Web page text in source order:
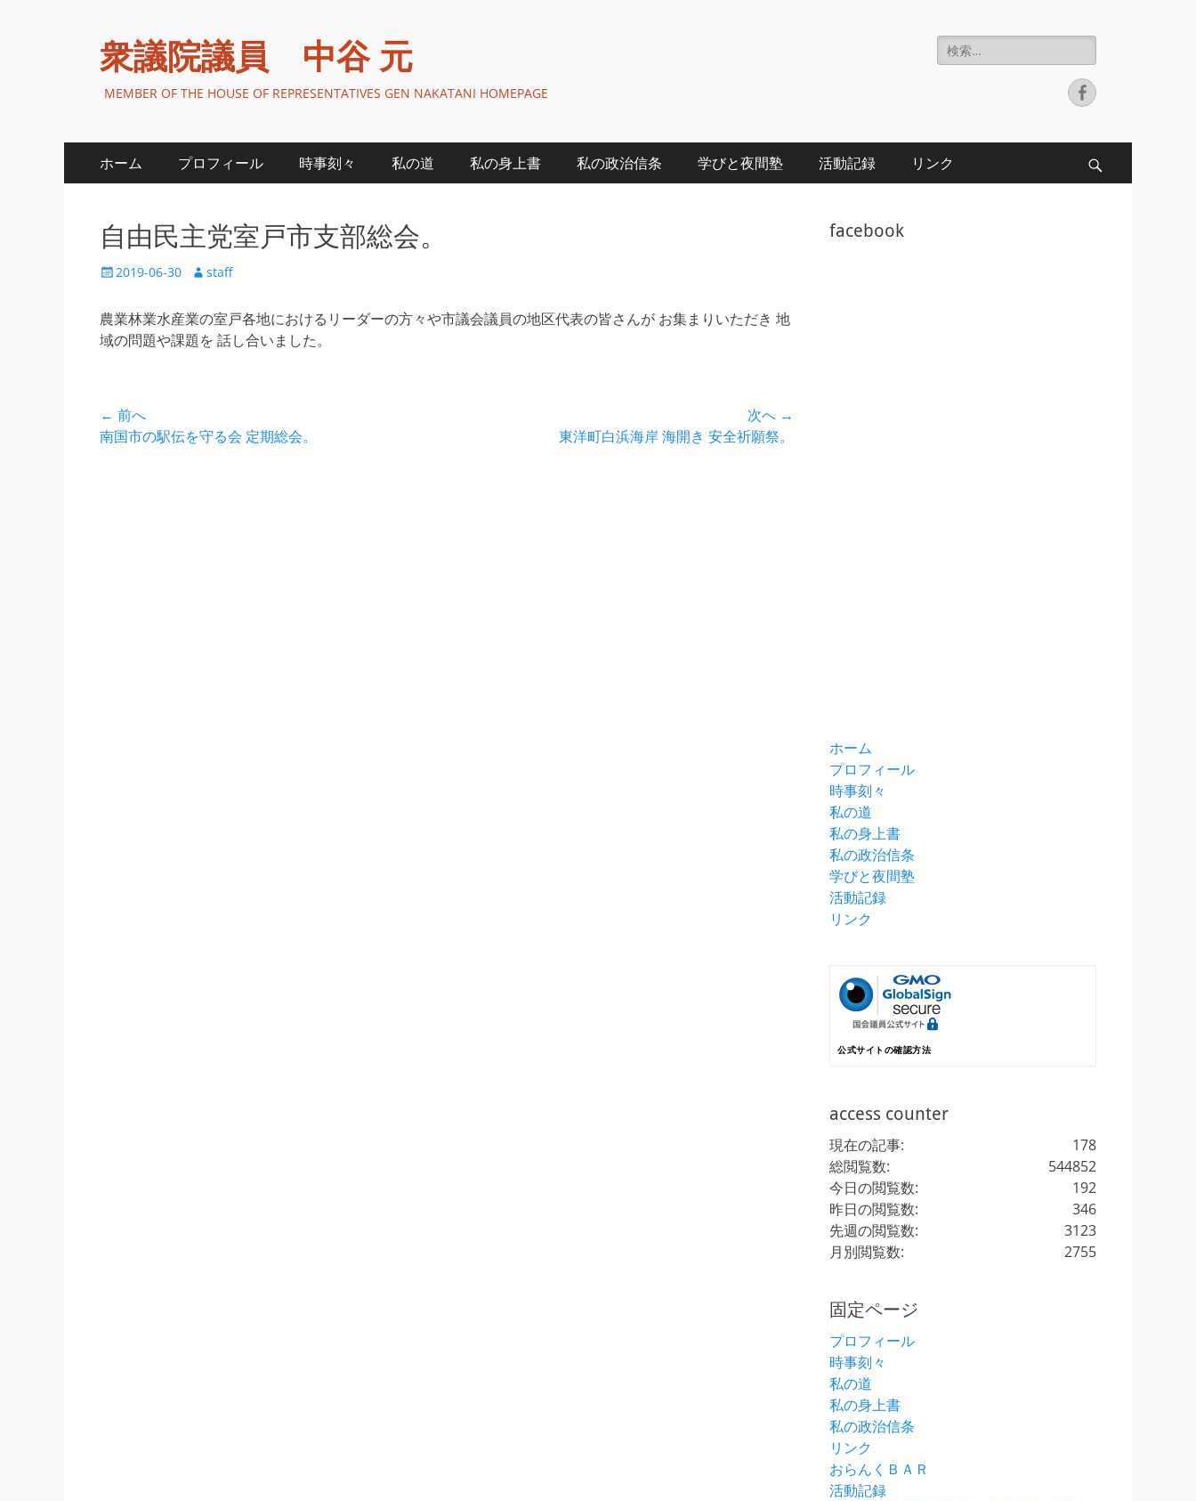
衆議院議員 中谷 元
MEMBER OF THE HOUSE OF REPRESENTATIVES GEN NAKATANI HOMEPAGE
検
索:
Facebook
メ
イ
ン
メ
ニ
ュ
ー
ホーム プロフィール 時事刻々 私の道 私の身上書 私の政治信条 学びと夜間塾 活動記録 リンク
自由民主党室戸市支部総会。
投
日
2019-06-30
投
者
staff
農業林業水産業の室戸各地におけるリーダーの方々や市議会議員の地区代表の皆さんが お集まりいただき 地
域の問題や課題を 話し合いました。
投
稿
← 前へ
前
南国市の駅伝を守る会 定期総会。
次へ →
東洋町白浜海岸 海開き 安全祈願祭。
facebook
ホーム
プロフィール
時事刻々
私の道
私の身上書
私の政治信条
学びと夜間塾
活動記録
リンク
公式サイトの確認方法
access counter
178
現在の記事:
544852
総閲覧数:
192
今日の閲覧数:
346
昨日の閲覧数:
3123
先週の閲覧数:
2755
月別閲覧数:
固定ページ
プロフィール
時事刻々
私の道
私の身上書
私の政治信条
リンク
おらんくＢＡＲ
活動記録